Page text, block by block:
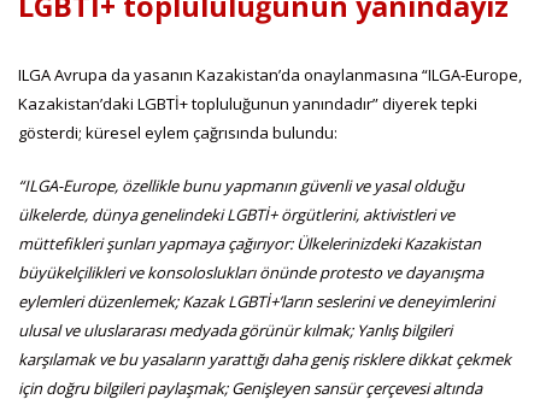
ILGA Avrupa da yasanın Kazakistan’da onaylanmasına “ILGA-Europe,
Kazakistan’daki LGBTİ+ topluluğunun yanındadır” diyerek tepki
gösterdi; küresel eylem çağrısında bulundu:
“ILGA-Europe, özellikle bunu yapmanın güvenli ve yasal olduğu
ülkelerde, dünya genelindeki LGBTİ+ örgütlerini, aktivistleri ve
müttefikleri şunları yapmaya çağırıyor: Ülkelerinizdeki Kazakistan
büyükelçilikleri ve konsoloslukları önünde protesto ve dayanışma
eylemleri düzenlemek; Kazak LGBTİ+’ların seslerini ve deneyimlerini
ulusal ve uluslararası medyada görünür kılmak; Yanlış bilgileri
karşılamak ve bu yasaların yarattığı daha geniş risklere dikkat çekmek
için doğru bilgileri paylaşmak; Genişleyen sansür çerçevesi altında